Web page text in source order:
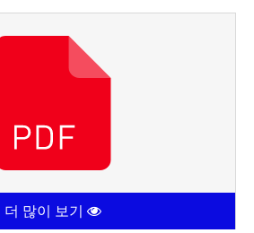
더 많이 보기